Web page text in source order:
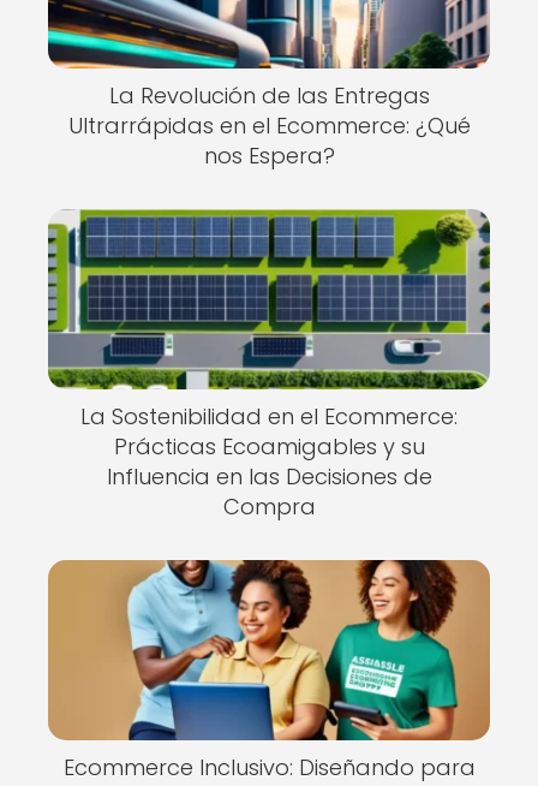
La Revolución de las Entregas
Ultrarrápidas en el Ecommerce: ¿Qué
nos Espera?
La Sostenibilidad en el Ecommerce:
Prácticas Ecoamigables y su
Influencia en las Decisiones de
Compra
Ecommerce Inclusivo: Diseñando para